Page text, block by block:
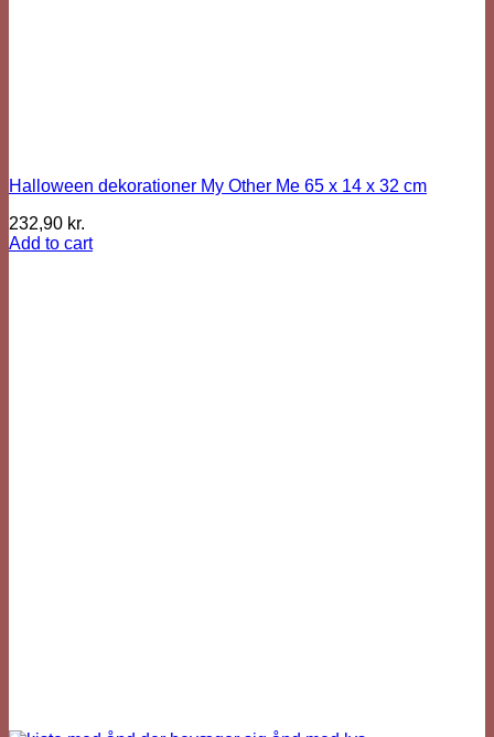
Halloween dekorationer My Other Me 65 x 14 x 32 cm
232,90 kr.
Add to cart